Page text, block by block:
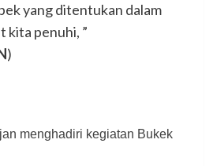
yang ditentukan dalam
kita penuhi, ”
)
menghadiri kegiatan Bukek